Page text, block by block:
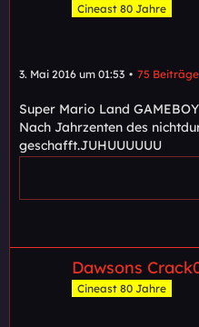
Cineast 80 Jahre
3. Mai 2016 um 01:53 75
Super Mario Land GAMEBOY
Nach Jahrzenten des
geschafft.JUHUUUUUU
Dawsons
Cineast 80 Jahre